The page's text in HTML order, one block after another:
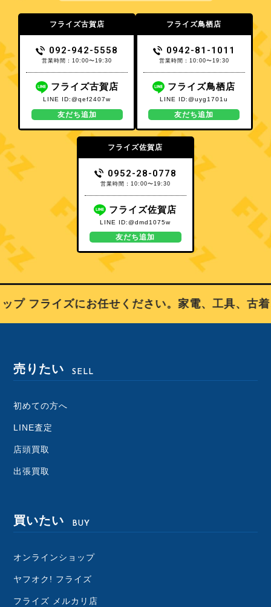
フライズ古賀店
092-942-5558
営業時間：10:00〜19:30
フライズ古賀店
LINE ID:@qef2407w
友だち追加
フライズ鳥栖店
0942-81-1011
営業時間：10:00〜19:30
フライズ鳥栖店
LINE ID:@uyg1701u
友だち追加
フライズ佐賀店
0952-28-0778
営業時間：10:00〜19:30
フライズ佐賀店
LINE ID:@dmd1075w
友だち追加
フライズにお任せください。家電、工具、古着
売りたい SELL
初めての方へ
LINE査定
店頭買取
出張買取
買いたい BUY
オンラインショップ
ヤフオク! フライズ
フライズ メルカリ店